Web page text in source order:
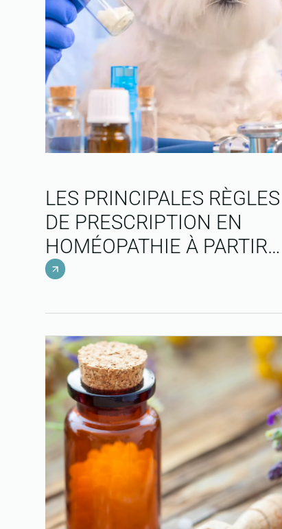
LES PRINCIPALES RÈGLES
DE PRESCRIPTION EN
HOMÉOPATHIE À PARTIR
D’EXEMPLES